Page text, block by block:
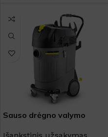
Sauso drėgno valymo